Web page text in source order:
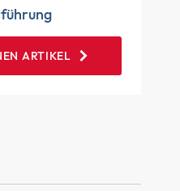
ARTIKEL